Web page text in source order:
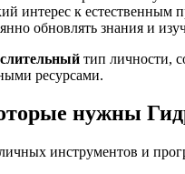
интерес к естественным
обновлять знания и
тип личности,
ресурсами.
нужны
инструментов и